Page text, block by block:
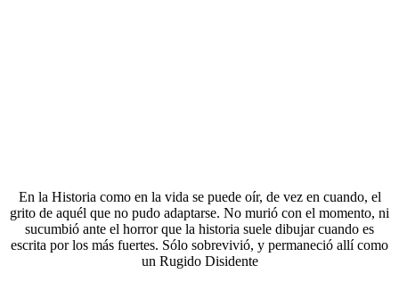
En la Historia como en la vida se puede oír, de vez en cuando, el
grito de aquél que no pudo adaptarse. No murió con el momento, ni
sucumbió ante el horror que la historia suele dibujar cuando es
escrita por los más fuertes. Sólo sobrevivió, y permaneció allí como
un Rugido Disidente